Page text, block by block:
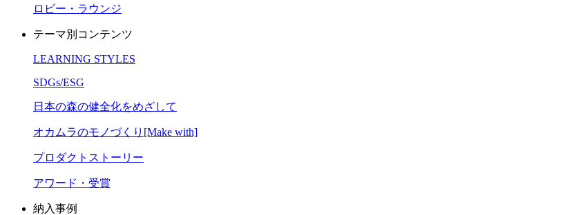
ロビー・ラウンジ
テーマ別コンテンツ
LEARNING STYLES
SDGs/ESG
日本の森の健全化をめざして
オカムラのモノづくり[Make with]
プロダクトストーリー
アワード・受賞
納入事例